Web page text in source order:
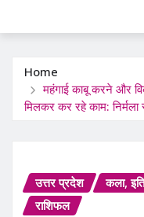
Home
महंगाई काबू करने और
मिलकर कर रहे काम: निर्मला
उत्तर प्रदेश कला,
राशिफल